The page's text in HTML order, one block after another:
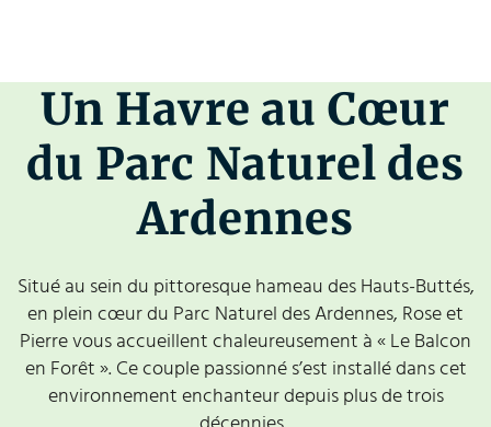
Un Havre au Cœur
du Parc Naturel des
Ardennes
Situé au sein du pittoresque hameau des Hauts-Buttés,
en plein cœur du Parc Naturel des Ardennes, Rose et
Pierre vous accueillent chaleureusement à « Le Balcon
en Forêt ». Ce couple passionné s’est installé dans cet
environnement enchanteur depuis plus de trois